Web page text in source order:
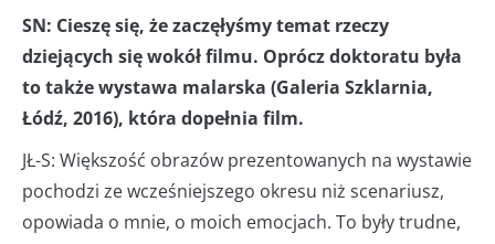
SN: Cieszę się, że zaczęłyśmy temat rzeczy
dziejących się wokół filmu. Oprócz doktoratu była
to także wystawa malarska (Galeria Szklarnia,
Łódź, 2016), która dopełnia film.
JŁ-S: Większość obrazów prezentowanych na wystawie
pochodzi ze wcześniejszego okresu niż scenariusz,
opowiada o mnie, o moich emocjach. To były trudne,